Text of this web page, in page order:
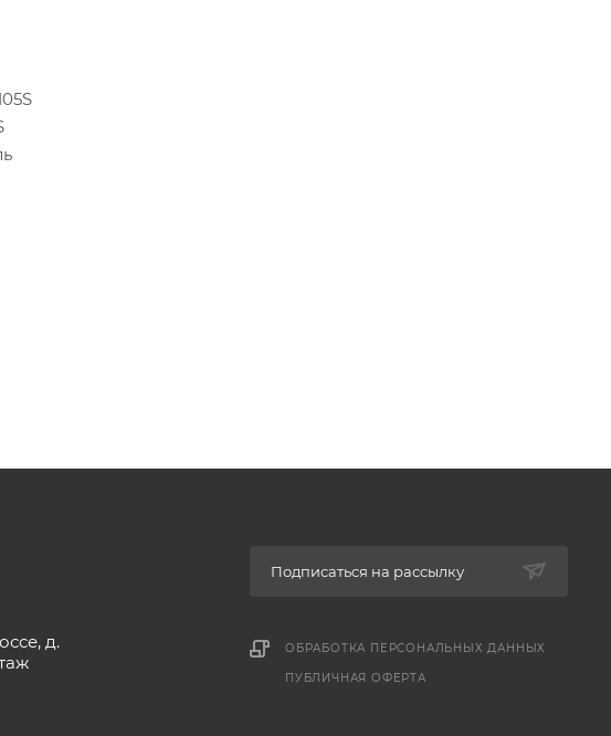
д.
Подписаться на рассылку
ОБРАБОТКА ПЕРСОНАЛЬНЫХ ДАННЫХ
ПУБЛИЧНАЯ ОФЕРТА